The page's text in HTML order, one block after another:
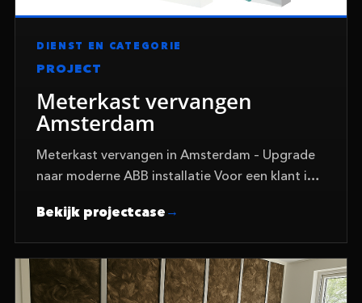
DIENST EN CATEGORIE
PROJECT
Meterkast vervangen
Amsterdam
Meterkast vervangen in Amsterdam – Upgrade
naar moderne ABB installatie Voor een klant in
meterkast volledig vervangen door een
moderne en veilige…
Bekijk projectcase